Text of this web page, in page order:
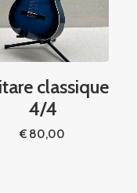
classique
4/4
€ 80,00